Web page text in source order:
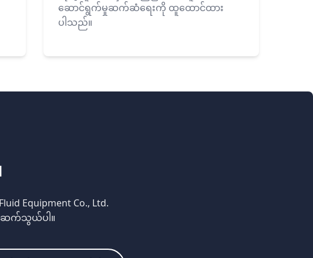
ဆောင်ရွက်မှုဆက်ဆံရေးကို ထူထောင်ထား
ပါသည်။
Equipment Co., Ltd.
က်သွယ်ပါ။